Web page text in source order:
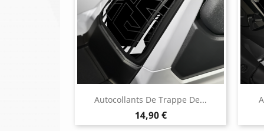
Autocollants De Trappe De...
Prix
14,90 €